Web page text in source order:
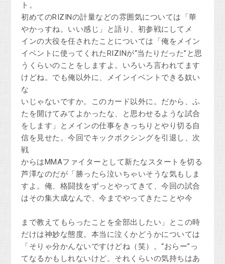
ト。
初めてのRIZINの計量などの雰囲気については「華
やかっすね。いい感じ」と語り、初参戦にしてメ
インの大役を任されたことについては「俺をメイン
イベントに使ってくれたRIZINが“当たりだった”と思
うくらいのことをしますよ。いろいろ言われてます
けどね。でも俺以外に、メインイベントできる奴い
な
いじゃないですか。このカード以外に。だから、ふ
たを開けてみてよかったな、と思わせるような試合
をします」とメインの仕事をきっちりとやり切る自
信を見せた。今回でキックボクシングを引退し、次
戦
からはMMAファイターとして新たなスタートを切る
芦澤なのだが「勝ったら泣いちゃいそうな気もしま
すよ。俺、格闘技をずっとやってきて、今回の試合
はその集大成なんで、今までやってきたことや今
まで教えてもらったことを全部出したい」とこの時
だけは神妙な態度。本当に泣くかどうかについては
「そりゃ分かんないですけどね（笑）。“おらー”っ
てなるかもしれないけど。それくらいの気持ちはあ